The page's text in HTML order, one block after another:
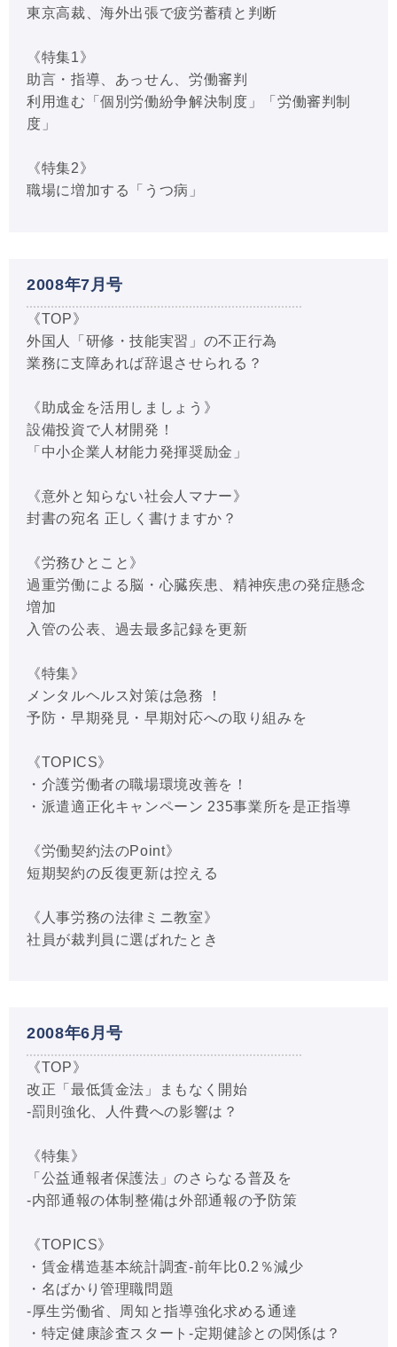
東京高裁、海外出張で疲労蓄積と判断
《特集1》
助言・指導、あっせん、労働審判
利用進む「個別労働紛争解決制度」「労働審判制
度」
《特集2》
職場に増加する「うつ病」
2008年7月号
《TOP》
外国人「研修・技能実習」の不正行為
業務に支障あれば辞退させられる？
《助成金を活用しましょう》
設備投資で人材開発！
「中小企業人材能力発揮奨励金」
《意外と知らない社会人マナー》
封書の宛名 正しく書けますか？
《労務ひとこと》
過重労働による脳・心臓疾患、精神疾患の発症懸念
増加
入管の公表、過去最多記録を更新
《特集》
メンタルヘルス対策は急務 ！
予防・早期発見・早期対応への取り組みを
《TOPICS》
・介護労働者の職場環境改善を！
・派遣適正化キャンペーン 235事業所を是正指導
《労働契約法のPoint》
短期契約の反復更新は控える
《人事労務の法律ミニ教室》
社員が裁判員に選ばれたとき
2008年6月号
《TOP》
改正「最低賃金法」まもなく開始
-罰則強化、人件費への影響は？
《特集》
「公益通報者保護法」のさらなる普及を
-内部通報の体制整備は外部通報の予防策
《TOPICS》
・賃金構造基本統計調査-前年比0.2％減少
・名ばかり管理職問題
-厚生労働省、周知と指導強化求める通達
・特定健康診査スタート-定期健診との関係は？